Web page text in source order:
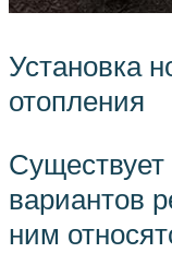
Установка
отопления
Существует
вариантов
ним